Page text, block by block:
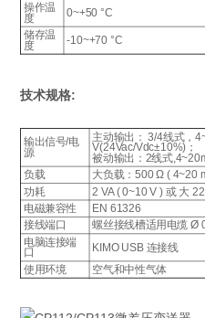
操作温
度 0~+50 °C
储存温
度
-10~+70 °C
技术规格:
输出信号/电
源
主动输出： 3/4线式，
V(24Vac/Vdc±10%)；
被动输出：2线式
负载
大负载：500 Ω ( 4~20
功耗
2 VA ( 0~10 V ) 或 大
电磁兼容性
EN 61326
接线端口 螺丝接线槽适用电缆 Ø
电脑连接端
口
KIMO USB 连接线
使用环境
空气和中性气体